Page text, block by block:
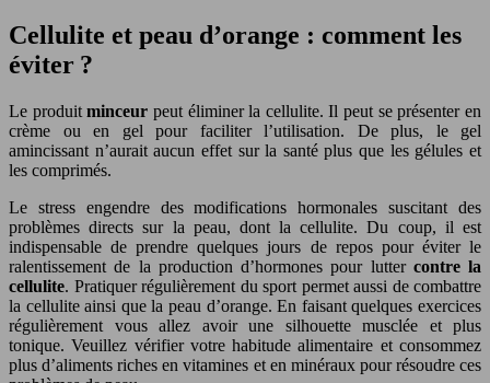
Cellulite et peau d’orange : comment les
éviter ?
Le produitminceur peut éliminer la cellulite. Il peut se présenter en
crème ou en gel pour faciliter l’utilisation. De plus, le gel
amincissant n’aurait aucun effet sur la santé plus que les gélules et
les comprimés.
Le stress engendre des modifications hormonales suscitant des
problèmes directs sur la peau, dont la cellulite. Du coup, il est
indispensable de prendre quelques jours de repos pour éviter le
ralentissement de la production d’hormones pour lutter contre la
cellulite. Pratiquer régulièrement du sport permet aussi de combattre
la cellulite ainsi que la peau d’orange. En faisant quelques exercices
régulièrement vous allez avoir une silhouette musclée et plus
tonique. Veuillez vérifier votre habitude alimentaire et consommez
plus d’aliments riches en vitamines et en minéraux pour résoudre ces